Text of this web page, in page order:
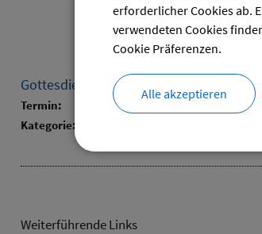
Gottesdienst Musikkapelle
Termin: 25.02.2024 von 10:00
bis 11:00 Uhr
Kategorie:
Weiterführende Links
erforderlicher Cookies ab.
verwendeten Cookies
Cookie Präferenzen.
Alle akzeptieren